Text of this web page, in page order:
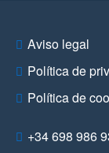
Aviso legal
Política de
Política de
+34 698 986